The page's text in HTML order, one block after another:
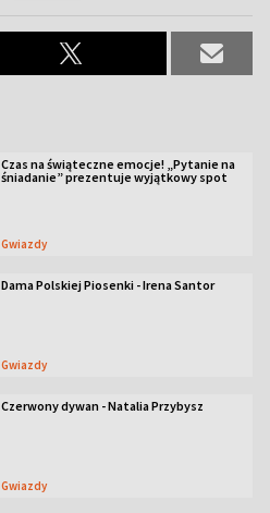
Czas na świąteczne emocje! „Pytanie na
śniadanie” prezentuje wyjątkowy spot
Gwiazdy
Dama Polskiej Piosenki - Irena Santor
Gwiazdy
Czerwony dywan - Natalia Przybysz
Gwiazdy